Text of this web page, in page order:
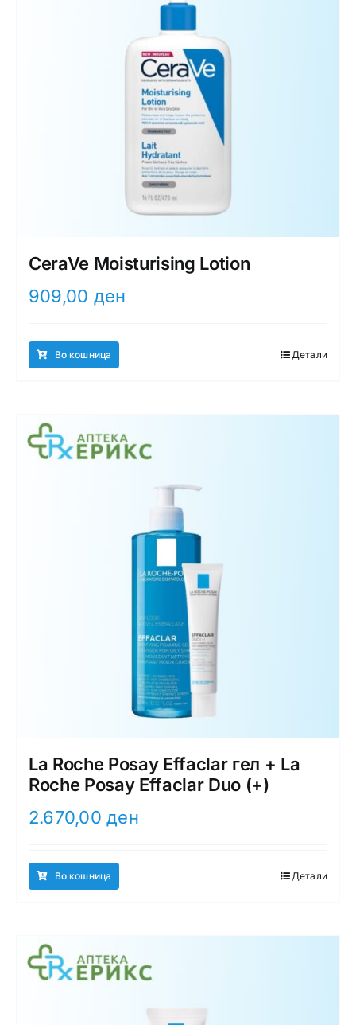
CeraVe Moisturising Lotion
909,00 ден
Во кошница Детали
La Roche Posay Effaclar гел + La
Roche Posay Effaclar Duo (+)
2.670,00ден
Во кошница Детали